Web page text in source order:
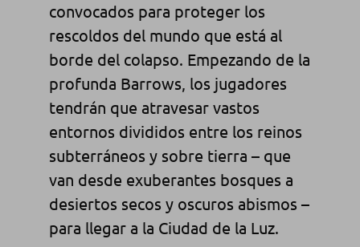
convocados para proteger los
rescoldos del mundo que está al
borde del colapso. Empezando de la
profunda Barrows, los jugadores
tendrán que atravesar vastos
entornos divididos entre los reinos
subterráneos y sobre tierra – que
van desde exuberantes bosques a
desiertos secos y oscuros abismos –
para llegar a la Ciudad de la Luz.